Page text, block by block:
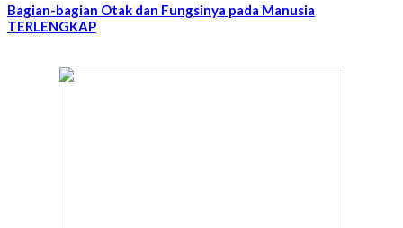
Bagian-bagian Otak dan Fungsinya pada Manusia
TERLENGKAP